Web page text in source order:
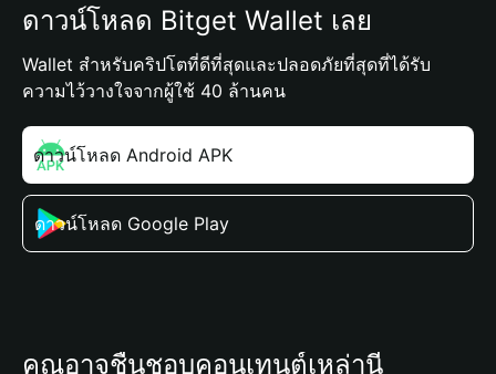
ดาวน์โหลด Bitget Wallet เลย
Wallet สำหรับคริปโตที่ดีที่สุดและปลอดภัยที่สุดที่ได้รับ
ความไว้วางใจจากผู้ใช้ 40 ล้านคน
ดาวน์โหลด Android APK
ดาวน์โหลด Google Play
คุณอาจชื่นชอบคอนเทนต์เหล่านี้